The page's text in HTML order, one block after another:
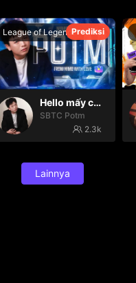
Prediksi
League of Legends
Hello mấy cục Zàng nhaaa
SBTC Potm
2.3k
Lainnya